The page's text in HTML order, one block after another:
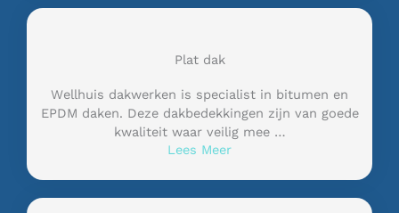
Plat dak
Wellhuis dakwerken is specialist in bitumen en
EPDM daken. Deze dakbedekkingen zijn van goede
kwaliteit waar veilig mee …
Lees Meer